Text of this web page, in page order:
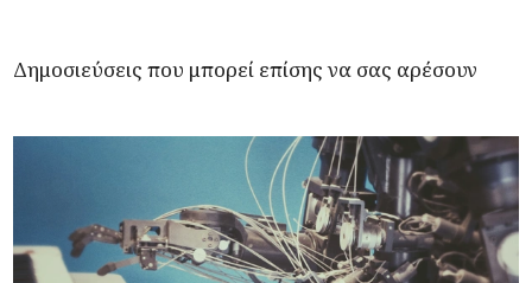
Δημοσιεύσεις που μπορεί επίσης να σας αρέσουν